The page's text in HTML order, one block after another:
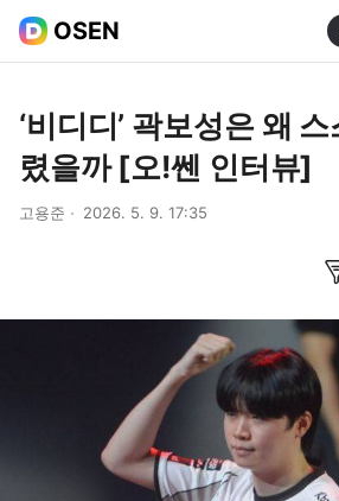
OSEN
‘비디디’ 곽보성은 왜 스
렸을까 [오!쎈 인터뷰]
고용준 2026. 5. 9. 17:35